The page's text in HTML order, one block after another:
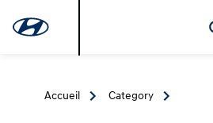
Accueil Category